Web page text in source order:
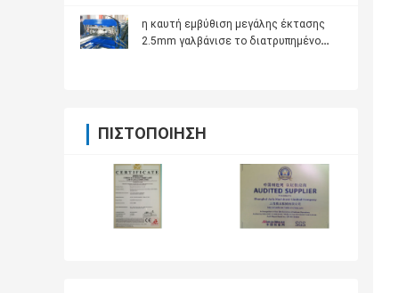
η καυτή εμβύθιση μεγάλης έκτασης
2.5mm γαλβάνισε το διατρυπημένο
ΠΙΣΤΟΠΟΊΗΣΗ